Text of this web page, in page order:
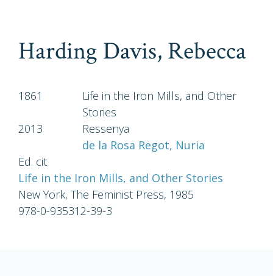
Harding Davis, Rebecca
1861
Life in the Iron Mills, and Other
Stories
2013
Ressenya
de la Rosa Regot, Nuria
Ed. cit
Life in the Iron Mills, and Other Stories
New York, The Feminist Press, 1985
978-0-935312-39-3